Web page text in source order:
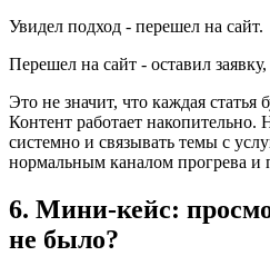
Увидел подход - перешел на сайт.
Перешел на сайт - оставил заявку,
Это не значит, что каждая статья
Контент работает накопительно.
системно и связывать темы с
нормальным каналом прогрева и
6. Мини-кейс:
не было?